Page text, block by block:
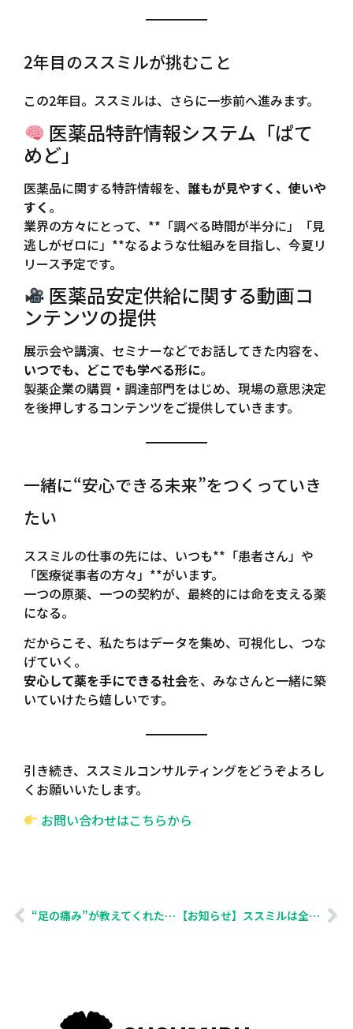
2年目のススミルが挑むこと
この2年目。ススミルは、さらに一歩前へ進みます。
医薬品特許情報システム「ぱて
めど」
医薬品に関する特許情報を、 誰もが見やすく、使いや
すく 。
業界の方々にとって、**「調べる時間が半分に」「見
逃しがゼロに」**なるような仕組みを目指し、今夏リ
リース予定です。
医薬品安定供給に関する動画コ
ンテンツの提供
展示会や講演、セミナーなどでお話してきた内容を、
いつでも、どこでも学べる形に。
製薬企業の購買・調達部門をはじめ、現場の意思決定
を後押しするコンテンツをご提供していきます。
一緒に“安心できる未来”をつくっていき
たい
ススミルの仕事の先には、いつも**「患者さん」や
「医療従事者の方々」**がいます。
一つの原薬、一つの契約が、最終的には命を支える薬
になる。
だからこそ、私たちはデータを集め、可視化し、つな
げていく。
安心して薬を手にできる社会を、みなさんと一緒に築
いていけたら嬉しいです。
引き続き、ススミルコンサルティングをどうぞよろし
くお願いいたします。
お問い合わせはこちらから
“足の痛み”が教えてくれた、データ化・可視化の力 【お知らせ】ススミルは全省庁統一資格（令和7～9年度分）を更新しました。